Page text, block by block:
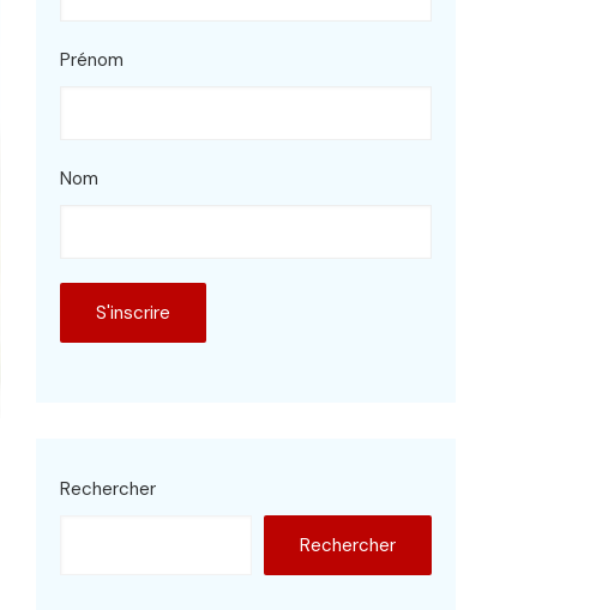
Prénom
Nom
Rechercher
Rechercher